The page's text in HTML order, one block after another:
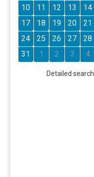
10
11 12 13 14
17
18 19 20 21
24
25 26 27 28
31
1 2 3 4
Detailed search